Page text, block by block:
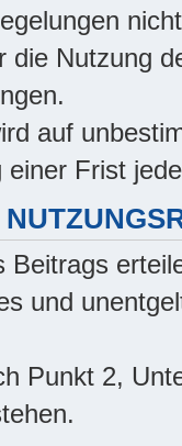
die Nutzung
auf
Frist
Beitrags
und
Punkt 2,